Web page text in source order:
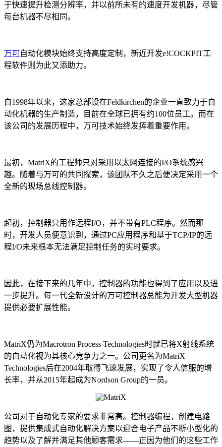
于快速提升检测分辨率，并以前所未有的速度开发机器，尽管
每台机器不尽相同。
万可自动化模块始终支持高度定制，新近开发e!COCKPIT工
程软件则为此又添助力。
自1998年以来，这家总部设在Feldkirchen的企业一直致力于自
动化机器的生产制造，目前在全球已拥有约100位员工。而在
该公司的发展历程中，万可技术始终发挥着重要作用。
最初，MatriX的工程师只对采用以太网连接的I/O系统感兴
趣。随着与万可的共同探索，该团队不久之后便决定采用一个
全新的现场总线控制器。
起初，控制器只用作远程I/O，并不带有PLC程序。然而那
时，开发人员便意识到，通过PC应用程序和基于TCP/IP的远
程I/O未来根本无法满足控制任务的实时要求。
因此，在接下来的几年中，控制器的功能也得到了应用以及进
一步提升。每一代全新设计的万可控制器总能为开发大型机器
提供必要扩展性能。
MatriX仍为Macrotron Process Technologies时就已将X射线系统
的自动化视为其核心竞争力之一。公司更名为MatriX
Technologies后在2004年取得飞速发展，实现了令人信服的增
长率，并从2015年起成为Nordson Group的一员。
公司对于自动化专家的要求非常高。控制器编程，创建电路
图，提供集成式自动化解决方案以迎合电子产品不断小型化的
趋势以及了解并满足其他顾客需求——正因为他们的这些工作